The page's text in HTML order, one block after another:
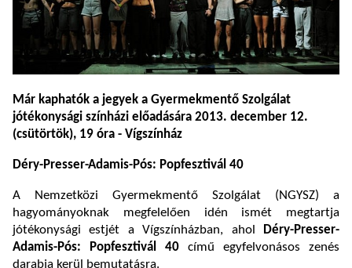
Már kaphatók a jegyek a Gyermekmentő Szolgálat
jótékonysági színházi előadására 2013. december 12.
(csütörtök), 19 óra - Vígszínház
Déry-Presser-Adamis-Pós: Popfesztivál 40
A Nemzetközi Gyermekmentő Szolgálat (NGYSZ) a
hagyományoknak megfelelően idén ismét megtartja
jótékonysági estjét a Vígszínházban, ahol
Déry-Presser-
Adamis-Pós: Popfesztivál 40 című egyfelvonásos zenés
darabja kerül bemutatásra.